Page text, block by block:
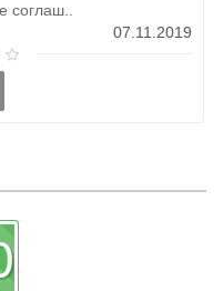
соглаш..
07.11.2019